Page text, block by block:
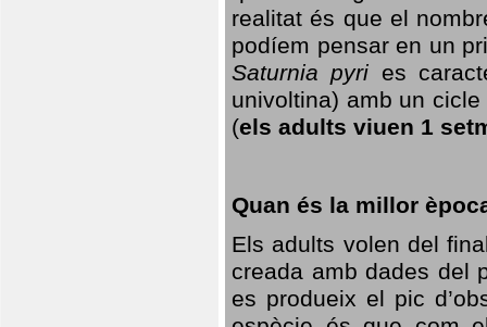
realitat és que el
podíem pensar en un
Saturnia pyri es
univoltina) amb un
(els adults viuen 1
Quan és la millor
Els adults volen del
creada amb dades del
es produeix el pic